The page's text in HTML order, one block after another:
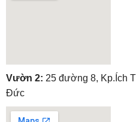
embedgooglemap.net
Vườn 2: 25 đường 8, Kp.Ích
Đức